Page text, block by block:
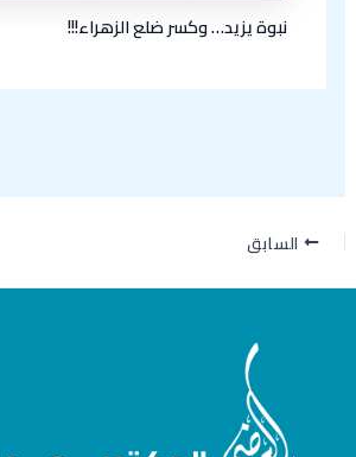
نبوة يزيد… وكسر ضلع الزهراء!!!
السابق